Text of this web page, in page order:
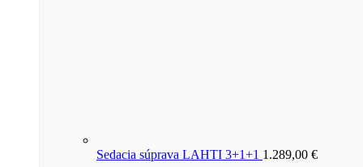
Sedacia súprava LAHTI 3+1+1 1.289,00 €